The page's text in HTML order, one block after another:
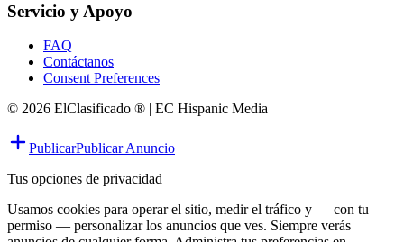
Servicio y Apoyo
FAQ
Contáctanos
Consent Preferences
© 2026 ElClasificado ® | EC Hispanic Media
PublicarPublicar Anuncio
Tus opciones de privacidad
Usamos cookies para operar el sitio, medir el tráfico y — con tu
permiso — personalizar los anuncios que ves. Siempre verás